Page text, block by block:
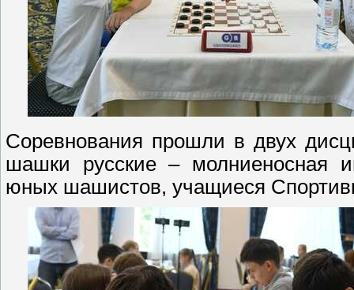
Соревнования прошли в двух
шашки русские – молниеносная
юных шашистов, учащиеся